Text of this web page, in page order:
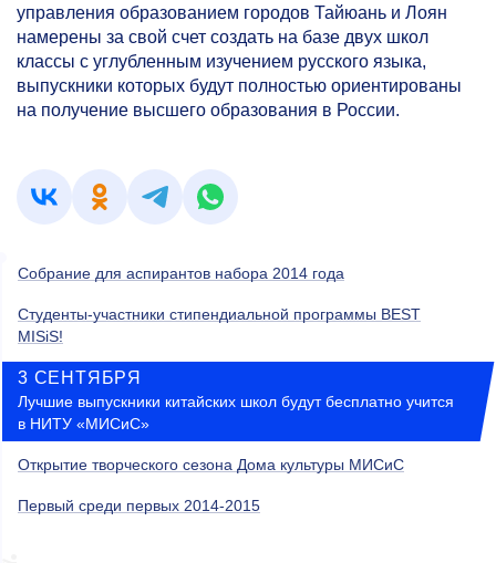
управления образованием городов Тайюань и Лоян
намерены за свой счет создать на базе двух школ
классы с углубленным изучением русского языка,
выпускники которых будут полностью ориентированы
на получение высшего образования в России.
Собрание для аспирантов набора 2014 года
Студенты-участники стипендиальной программы BEST
MISiS!
3 СЕНТЯБРЯ
Лучшие выпускники китайских школ будут бесплатно учится
в НИТУ «МИСиС»
Открытие творческого сезона Дома культуры МИСиС
Первый среди первых 2014-2015